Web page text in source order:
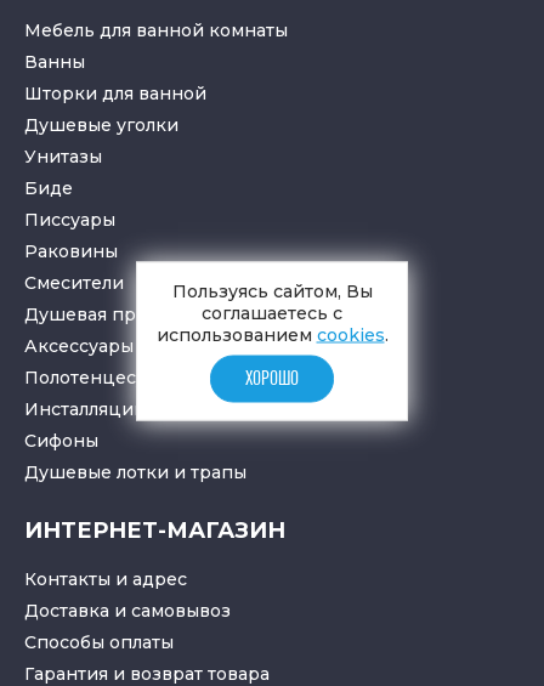
Мебель для ванной комнаты
Ванны
Шторки для ванной
Душевые уголки
Унитазы
Биде
Писсуары
Раковины
Смесители
Душевая программа
Аксессуары в ванную
Полотенцесушители
Инсталляции для санузлов
Cифоны
Душевые лотки и трапы
ИНТЕРНЕТ-МАГАЗИН
Контакты и адрес
Доставка и самовывоз
Способы оплаты
Гарантия и возврат товара
Пользуясь сайтом, Вы
соглашаетесь с
использованием cookies.
ХОРОШО